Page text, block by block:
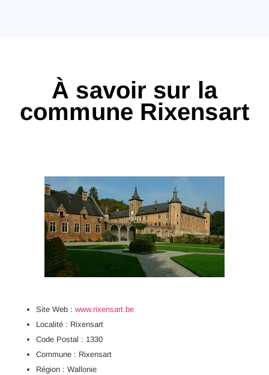
À savoir sur la
commune Rixensart
Site Web : www.rixensart.be
Localité : Rixensart
Code Postal : 1330
Commune : Rixensart
Région : Wallonie